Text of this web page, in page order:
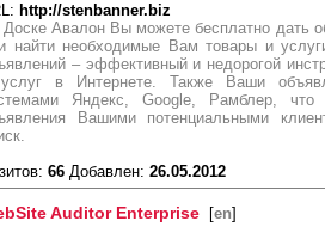
http://stenbanner.biz
Доске Авалон Вы можете бесплатно дать
найти необходимые Вам товары и
– эффективный и недорогой
в Интернете. Также Ваши
Яндекс, Google, Рамблер, что
Вашими потенциальными
66 Добавлен: 26.05.2012
Auditor Enterprise [en]